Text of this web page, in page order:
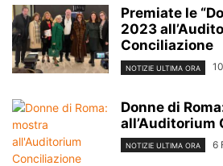
Premiate le
2023
Conciliazione
NOTIZIE ULTIMA ORA
Donne di
all’Auditorium
NOTIZIE ULTIMA ORA 6